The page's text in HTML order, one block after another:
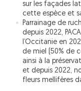
sur les façades
cette espèce et
Parrainage de
depuis 2022,
l’Occitanie en
de miel (50% de
ainsi à la
et depuis 2022,
fleurs mellifères